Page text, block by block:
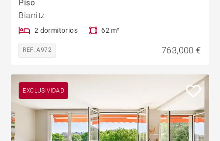
Piso
Biarritz
2 dormitorios 62 m²
REF. A972 763,000 €
EXCLUSIVIDAD